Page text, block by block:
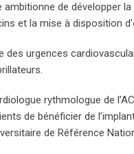
de développer
et la mise à disposition
des urgences
rythmologue de
de bénéficier de
de Référence